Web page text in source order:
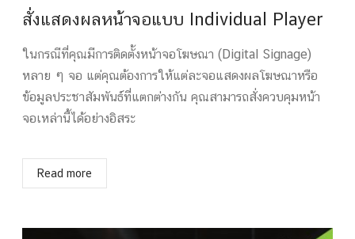
สั่งแสดงผลหน้าจอแบบ Individual Player
ในกรณีที่คุณมีการติดตั้งหน้าจอโฆษณา (Digital Signage)
หลาย ๆ จอ แต่คุณต้องการให้แต่ละจอแสดงผลโฆษณาหรือ
ข้อมูลประชาสัมพันธ์ที่แตกต่างกัน คุณสามารถสั่งควบคุมหน้า
จอเหล่านี้ได้อย่างอิสระ
Read more